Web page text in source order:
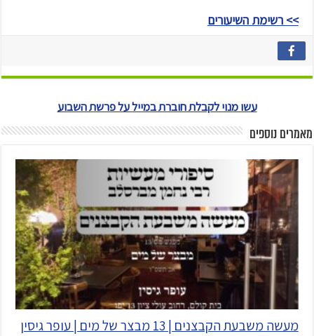
>> רשימת השיעורים
עשו מנוי לקבלת חוברת במייל על פרשת השבוע
מאמרים נוספים
מעשה משבעת הקבצנים | 13 מבצר של מים | עופר גיסין